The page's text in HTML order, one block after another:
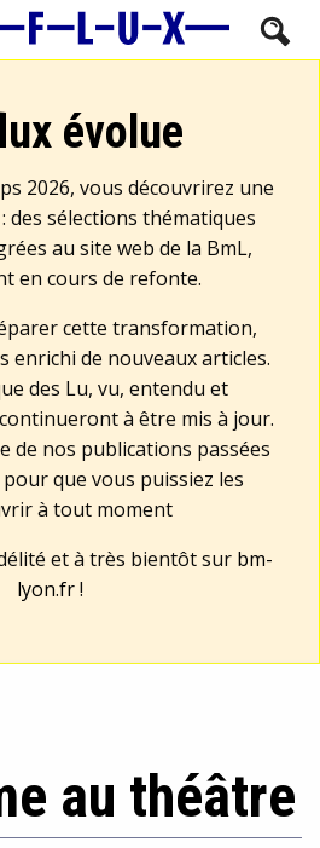
évolue
2026, vous découvrirez une
des sélections thématiques
au site web de la BmL,
en cours de refonte.
cette transformation,
enrichi de nouveaux articles.
des Lu, vu, entendu et
à être mis à jour.
de nos publications passées
que vous puissiez les
à tout moment
et à très bientôt sur bm-
lyon.fr!
au théâtre